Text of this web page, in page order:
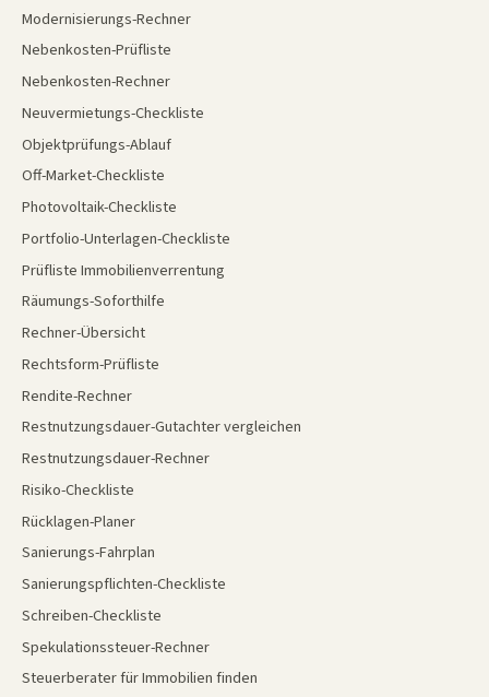
Modernisierungs-Rechner
Nebenkosten-Prüfliste
Nebenkosten-Rechner
Neuvermietungs-Checkliste
Objektprüfungs-Ablauf
Off-Market-Checkliste
Photovoltaik-Checkliste
Portfolio-Unterlagen-Checkliste
Prüfliste Immobilienverrentung
Räumungs-Soforthilfe
Rechner-Übersicht
Rechtsform-Prüfliste
Rendite-Rechner
Restnutzungsdauer-Gutachter vergleichen
Restnutzungsdauer-Rechner
Risiko-Checkliste
Rücklagen-Planer
Sanierungs-Fahrplan
Sanierungspflichten-Checkliste
Schreiben-Checkliste
Spekulationssteuer-Rechner
Steuerberater für Immobilien finden